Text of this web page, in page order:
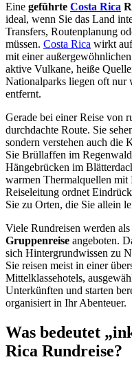
Eine geführte Costa Rica
ideal, wenn Sie das Land
Transfers, Routenplanung
müssen. Costa Rica wirkt
mit einer
aktive Vulkane, heiße
Nationalparks liegen oft nur
entfernt.
Gerade bei einer Reise von
durchdachte Route. Sie
sondern verstehen auch die
Sie Brüllaffen im
Hängebrücken im
warmen Thermalquellen
Reiseleitung ordnet
Sie zu Orten, die Sie allein
Viele Rundreisen werden als
Gruppenreise angeboten.
sich Hintergrundwissen zu
Sie reisen meist in einer
Mittelklassehotels,
Unterkünften und starten
organisiert in Ihr Abenteuer.
Was bedeutet
Rica Rundreise?